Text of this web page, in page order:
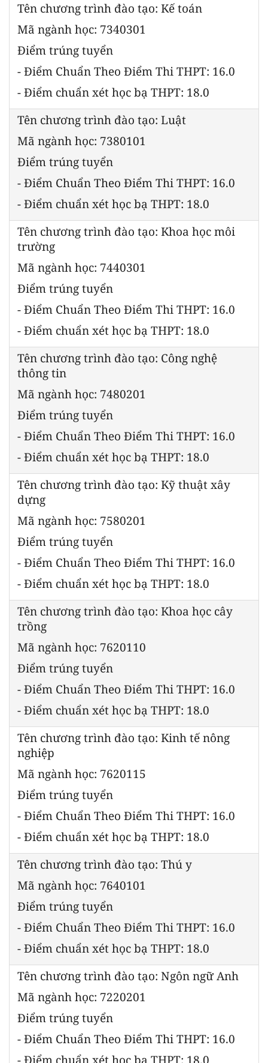
Tên chương trình đào tạo: Kế toán
Mã ngành học: 7340301
Điểm trúng tuyển
- Điểm Chuẩn Theo Điểm Thi THPT: 16.0
- Điểm chuẩn xét học bạ THPT: 18.0
Tên chương trình đào tạo: Luật
Mã ngành học: 7380101
Điểm trúng tuyển
- Điểm Chuẩn Theo Điểm Thi THPT: 16.0
- Điểm chuẩn xét học bạ THPT: 18.0
Tên chương trình đào tạo: Khoa học môi
trường
Mã ngành học: 7440301
Điểm trúng tuyển
- Điểm Chuẩn Theo Điểm Thi THPT: 16.0
- Điểm chuẩn xét học bạ THPT: 18.0
Tên chương trình đào tạo: Công nghệ
thông tin
Mã ngành học: 7480201
Điểm trúng tuyển
- Điểm Chuẩn Theo Điểm Thi THPT: 16.0
- Điểm chuẩn xét học bạ THPT: 18.0
Tên chương trình đào tạo: Kỹ thuật xây
dựng
Mã ngành học: 7580201
Điểm trúng tuyển
- Điểm Chuẩn Theo Điểm Thi THPT: 16.0
- Điểm chuẩn xét học bạ THPT: 18.0
Tên chương trình đào tạo: Khoa học cây
trồng
Mã ngành học: 7620110
Điểm trúng tuyển
- Điểm Chuẩn Theo Điểm Thi THPT: 16.0
- Điểm chuẩn xét học bạ THPT: 18.0
Tên chương trình đào tạo: Kinh tế nông
nghiệp
Mã ngành học: 7620115
Điểm trúng tuyển
- Điểm Chuẩn Theo Điểm Thi THPT: 16.0
- Điểm chuẩn xét học bạ THPT: 18.0
Tên chương trình đào tạo: Thú y
Mã ngành học: 7640101
Điểm trúng tuyển
- Điểm Chuẩn Theo Điểm Thi THPT: 16.0
- Điểm chuẩn xét học bạ THPT: 18.0
Tên chương trình đào tạo: Ngôn ngữ Anh
Mã ngành học: 7220201
Điểm trúng tuyển
- Điểm Chuẩn Theo Điểm Thi THPT: 16.0
- Điểm chuẩn xét học bạ THPT: 18.0